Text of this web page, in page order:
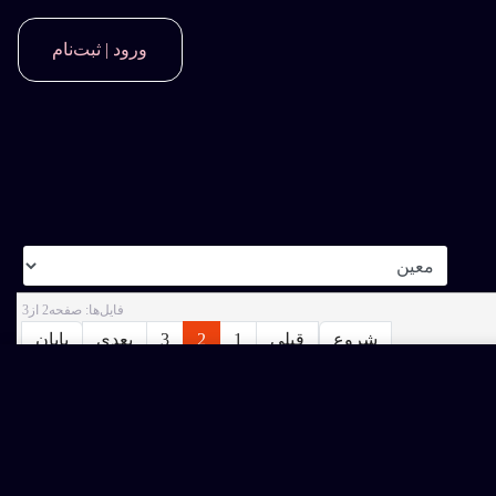
ورود | ثبت‌نام
فايل‌ها: صفحه2 از3
شروع قبلی 1
2
3 بعدی پایان